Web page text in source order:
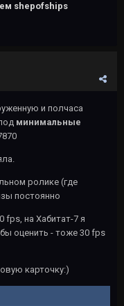
shepofships
и полчаса
минимальные
ролике (где
постоянно
на Хабитат-7 я
оценить - тоже 30 fps
карточку:)